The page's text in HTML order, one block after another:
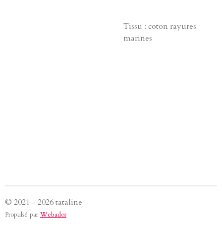
Tissu : coton rayures
marines
© 2021 - 2026 tataline
Propulsé parWebador